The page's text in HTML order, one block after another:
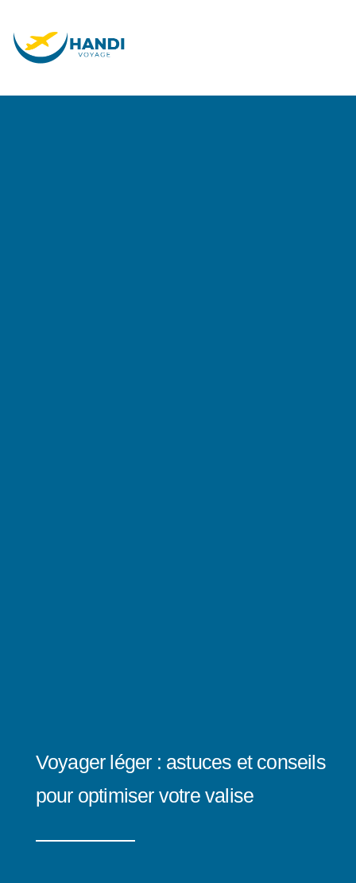
Voyager léger : astuces et conseils
pour optimiser votre valise